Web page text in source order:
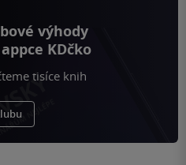
výhody
KDčko
tisíce knih